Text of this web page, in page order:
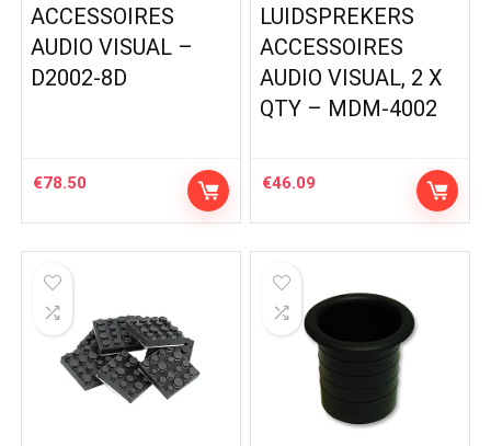
ACCESSOIRES
AUDIO VISUAL –
D2002-8D
€78.50
LUIDSPREKERS
ACCESSOIRES
AUDIO VISUAL, 2 X
QTY – MDM-4002
€46.09